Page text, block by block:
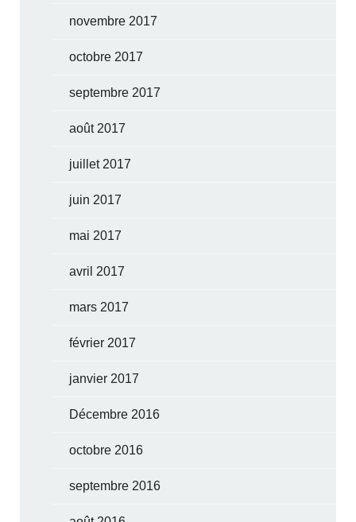
novembre 2017
octobre 2017
septembre 2017
août 2017
juillet 2017
juin 2017
mai 2017
avril 2017
mars 2017
février 2017
janvier 2017
Décembre 2016
octobre 2016
septembre 2016